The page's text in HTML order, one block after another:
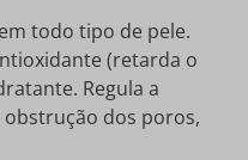
todo tipo de pele.
(retarda o
Regula a
dos poros,